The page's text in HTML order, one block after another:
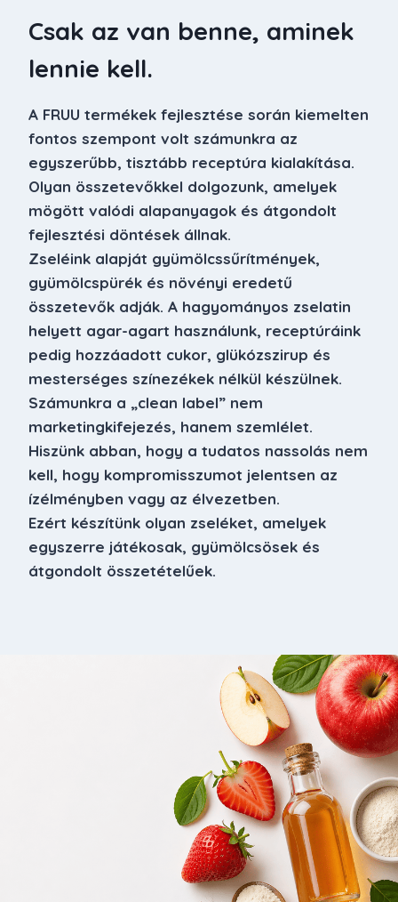
Csak az van benne, aminek
lennie kell.
A FRUU termékek fejlesztése során kiemelten
fontos szempont volt számunkra az
egyszerűbb, tisztább receptúra kialakítása.
Olyan összetevőkkel dolgozunk, amelyek
mögött valódi alapanyagok és átgondolt
fejlesztési döntések állnak.
Zseléink alapját gyümölcssűrítmények,
gyümölcspürék és növényi eredetű
összetevők adják. A hagyományos zselatin
helyett agar-agart használunk, receptúráink
pedig hozzáadott cukor, glükózszirup és
mesterséges színezékek nélkül készülnek.
Számunkra a „clean label” nem
marketingkifejezés, hanem szemlélet.
Hiszünk abban, hogy a tudatos nassolás nem
kell, hogy kompromisszumot jelentsen az
ízélményben vagy az élvezetben.
Ezért készítünk olyan zseléket, amelyek
egyszerre játékosak, gyümölcsösek és
átgondolt összetételűek.